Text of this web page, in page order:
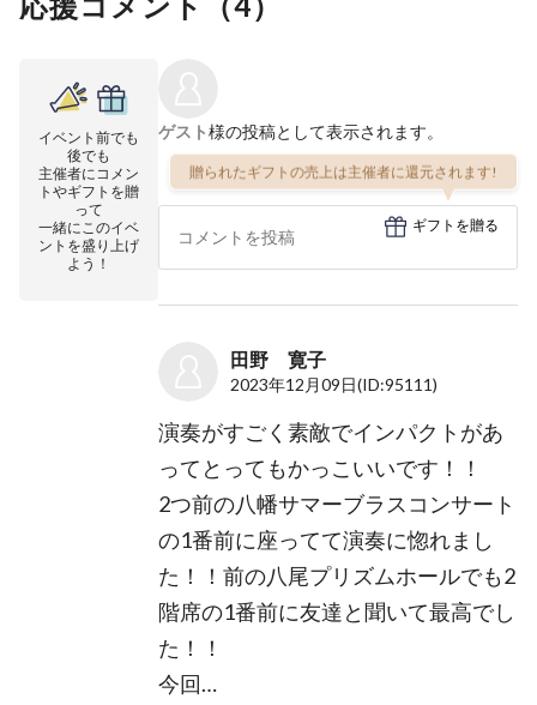
イベント前でも
後でも
主催者にコメン
トやギフトを贈
って
一緒にこのイベ
ントを盛り上げ
よう！
ゲスト様の投稿として表示されます。
贈られたギフトの売上は主催者に還元されます!
ギフトを贈る
田野 寛子
2023年12月09日(ID:95111)
演奏がすごく素敵でインパクトがあ
ってとってもかっこいいです！！
2つ前の八幡サマーブラスコンサート
の1番前に座ってて演奏に惚れまし
た！！前の八尾プリズムホールでも2
階席の1番前に友達と聞いて最高でし
た！！
今回…